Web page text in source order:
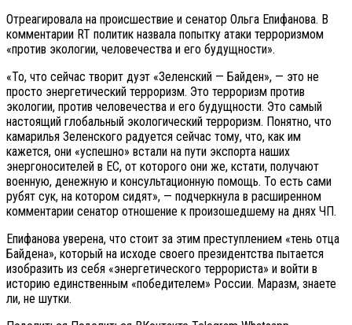
Отреагировала на происшествие и сенатор Ольга Епифанова. В
комментарии RT политик назвала попытку атаки терроризмом
«против экологии, человечества и его будущности».
«То, что сейчас творит дуэт «Зеленский — Байден», — это не
просто энергетический терроризм. Это терроризм против
экологии, против человечества и его будущности. Это самый
настоящий глобальный экологический терроризм. Понятно, что
камарилья Зеленского радуется сейчас тому, что, как им
кажется, они «успешно» встали на пути экспорта наших
энергоносителей в ЕС, от которого они же, кстати, получают
военную, денежную и консультационную помощь. То есть сами
рубят сук, на котором сидят», — подчеркнула в расширенном
комментарии сенатор отношение к произошедшему на днях ЧП.
Епифанова уверена, что стоит за этим преступлением «тень отца
Байдена», который на исходе своего президентства пытается
изобразить из себя «энергетического террориста» и войти в
историю единственным «победителем» России. Маразм, знаете
ли, не шутки.